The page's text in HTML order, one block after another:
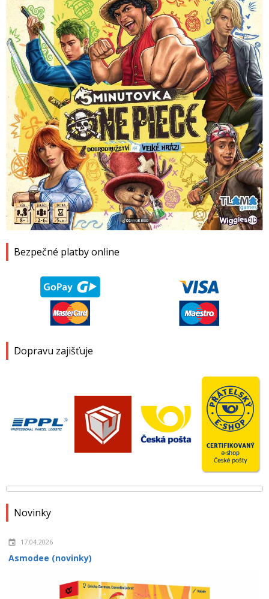
Bezpečné platby online
Dopravu zajišťuje
Novinky
17.04.2026
Asmodee (novinky)